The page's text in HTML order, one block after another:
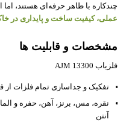
چندکاره با ظاهر حرفه‌ای هستند،
عملی، کیفیت ساخت و پایداری در
مشخصات و قابلیت ها
فلزیاب AJM 13300
تفکیک و جداسازی تمام فلزات از
نقره، مس، برنز، آهن، حفره و
آنتن